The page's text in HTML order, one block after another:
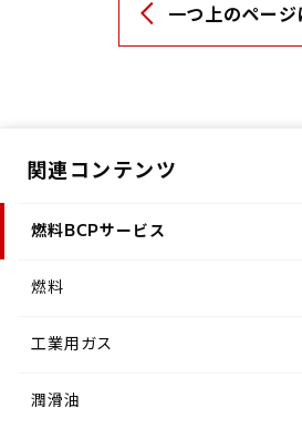
一つ上のページ
関連コンテンツ
燃料BCPサービス
燃料
工業用ガス
潤滑油